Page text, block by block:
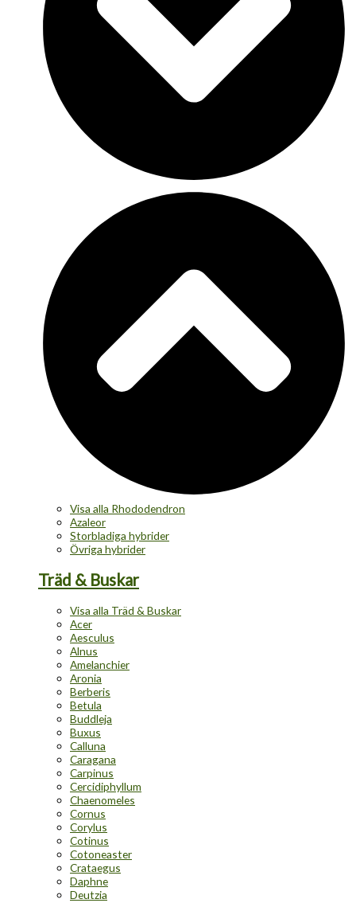
Visa alla Rhododendron
Azaleor
Storbladiga hybrider
Övriga hybrider
Träd & Buskar
Visa alla Träd & Buskar
Acer
Aesculus
Alnus
Amelanchier
Aronia
Berberis
Betula
Buddleja
Buxus
Calluna
Caragana
Carpinus
Cercidiphyllum
Chaenomeles
Cornus
Corylus
Cotinus
Cotoneaster
Crataegus
Daphne
Deutzia